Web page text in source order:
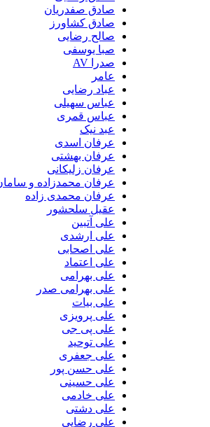
صادق صفدریان
صادق کشاورز
صالح رضایی
صبا یوسفی
عباد رضایی
عباس سهیلی
عباس قمری
عبد نیک
عرفان اسدی
عرفان بهشتی
عرفان زلیکانی
عرفان محمدزاده و سامان داداشی
عرفان محمدی زاده
عقیل سلحشور
علی آتبین
علی ارشدی
علی اصحابی
علی اعتماد
علی بهرامی
علی بهرامی صدر
علی بیات
علی پرویزی
علی پی جی
علی توحید
علی جعفری
علی حسن پور
علی حسینی
علی خادمی
علی دشتی
علی رضایی